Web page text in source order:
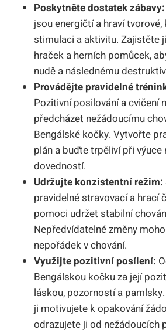
Poskytněte dostatek zábavy:
jsou energičtí a hraví
stimulaci a aktivitu. Zajistěte
hraček a herních pomůcek,
nudě a následnému
Provádějte pravidelné
Pozitivní posilování a cvičení
předcházet nežádoucímu
Bengálské kočky. Vytvořte
plán a buďte trpěliví při výuce
dovedností.
Udržujte konzistentní režim:
pravidelné stravovací a hrací
pomoci udržet stabilní
Nepředvídatelné změny
nepořádek v chování.
Využijte pozitivní posílení:
Bengálskou kočku za její
láskou, pozorností a
ji motivujete k opakování
odrazujete ji od nežádoucích